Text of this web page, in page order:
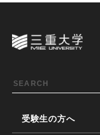
受験生の方へ